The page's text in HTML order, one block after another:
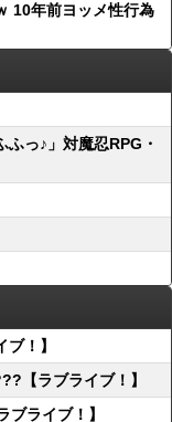
10年前ヨッメ性行為
ふっ♪」対魔忍RPG・
！】
【ラブライブ！】
ライブ！】